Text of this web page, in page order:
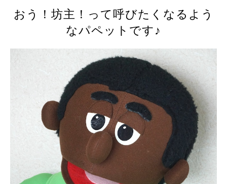
おう！坊主！って呼びたくなるよう
なパペットです♪